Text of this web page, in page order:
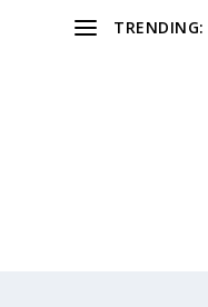
TRENDING: